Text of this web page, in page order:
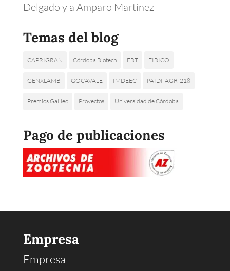
Delgado y a Amparo Martínez
Temas del blog
CAPRIGRAN Córdoba Biotech EBT FIBICO
GENXLAMB GOCAVALE IMDEEC PAIDI-AGR-218
Premios Galileo Proyectos Universidad de Córdoba
Pago de publicaciones
Empresa
Empresa